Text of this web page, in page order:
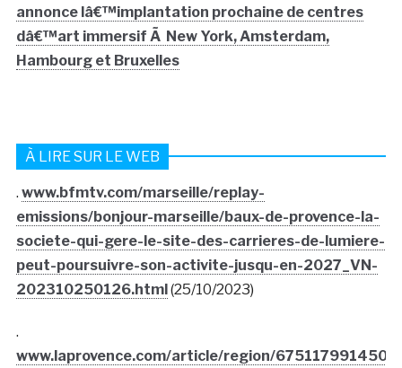
annonce lâ€™implantation prochaine de centres
dâ€™art immersif Ã New York, Amsterdam,
Hambourg et Bruxelles
À LIRE SUR LE WEB
. www.bfmtv.com/marseille/replay-
emissions/bonjour-marseille/baux-de-provence-la-
societe-qui-gere-le-site-des-carrieres-de-lumiere-
peut-poursuivre-son-activite-jusqu-en-2027_VN-
202310250126.html(25/10/2023)
.
www.laprovence.com/article/region/